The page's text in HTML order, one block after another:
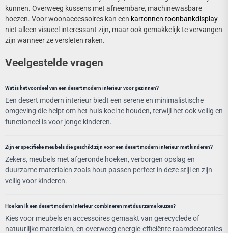
kunnen. Overweeg kussens met afneembare, machinewasbare
hoezen. Voor woonaccessoires kan een kartonnen toonbankdisplay
niet alleen visueel interessant zijn, maar ook gemakkelijk te vervangen
zijn wanneer ze versleten raken.
Veelgestelde vragen
Wat is het voordeel van een desert modern interieur voor gezinnen?
Een desert modern interieur biedt een serene en minimalistische
omgeving die helpt om het huis koel te houden, terwijl het ook veilig en
functioneel is voor jonge kinderen.
Zijn er specifieke meubels die geschikt zijn voor een desert modern interieur met kinderen?
Zekers, meubels met afgeronde hoeken, verborgen opslag en
duurzame materialen zoals hout passen perfect in deze stijl en zijn
veilig voor kinderen.
Hoe kan ik een desert modern interieur combineren met duurzame keuzes?
Kies voor meubels en accessoires gemaakt van gerecyclede of
natuurlijke materialen, en overweeg energie-efficiënte raamdecoraties